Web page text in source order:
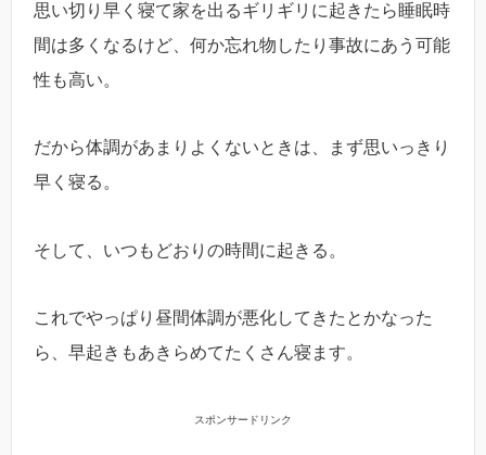
思い切り早く寝て家を出るギリギリに起きたら睡眠時
間は多くなるけど、何か忘れ物したり事故にあう可能
性も高い。
だから体調があまりよくないときは、まず思いっきり
早く寝る。
そして、いつもどおりの時間に起きる。
これでやっぱり昼間体調が悪化してきたとかなった
ら、早起きもあきらめてたくさん寝ます。
スポンサードリンク